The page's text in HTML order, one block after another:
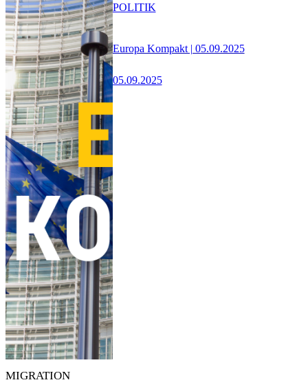
Europa Kompakt | 05.09.2025
05.09.2025
POLITIK
MIGRATION